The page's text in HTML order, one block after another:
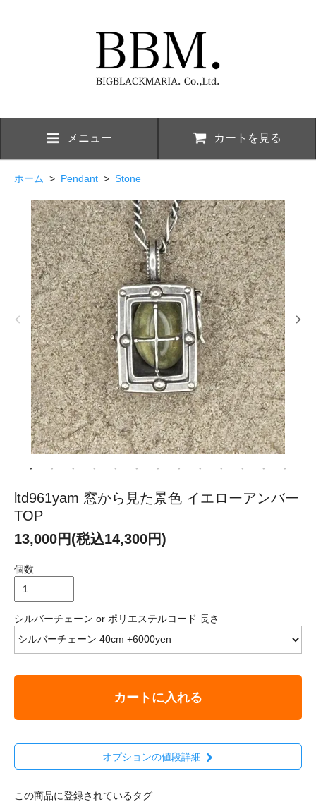
メニュー カートを見る
ホーム > Pendant > Stone
ltd961yam 窓から見た景色 イエローアンバー
TOP
13,000円(税込14,300円)
個数
シルバーチェーン or ポリエステルコード 長さ
カートに入れる
オプションの値段詳細
この商品に登録されているタグ